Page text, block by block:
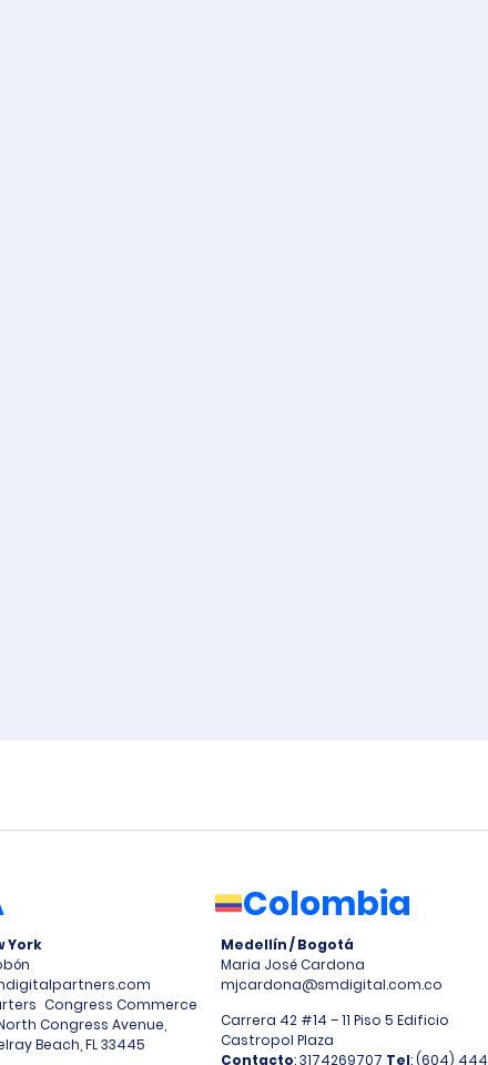
York
Congress Commerce
Congress Avenue,
Beach, FL 33445
Colombia
Medellín / Bogotá
Maria José Cardona
mjcardona@smdigital.com.co
Carrera 42 #14 – 11 Piso 5 Edificio
Castropol Plaza
Contacto: 3174269707 Tel: (604) 444